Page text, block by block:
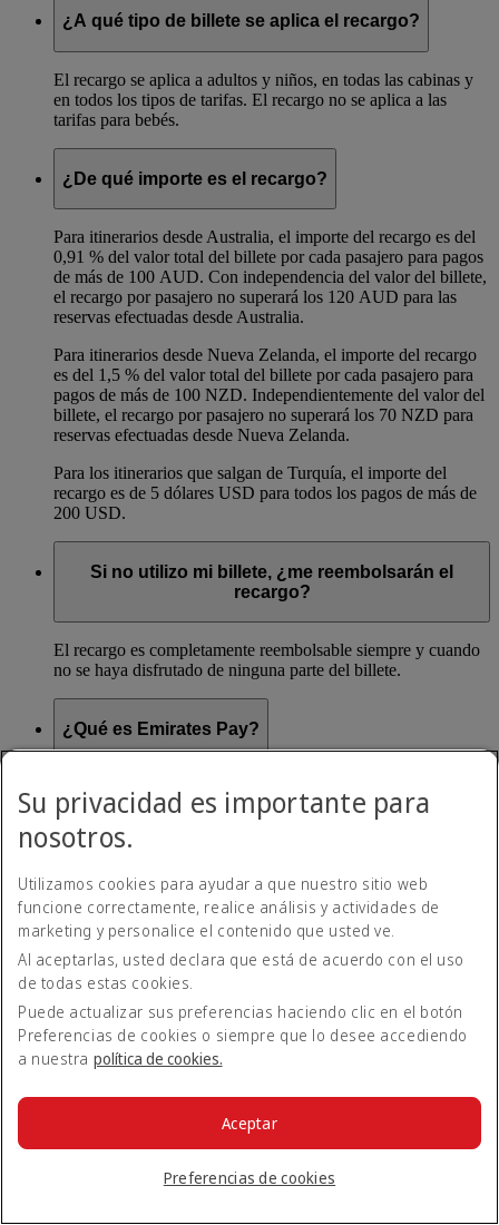
¿A qué tipo de billete se aplica el recargo?
El recargo se aplica a adultos y niños, en todas las cabinas y
en todos los tipos de tarifas. El recargo no se aplica a las
tarifas para bebés.
¿De qué importe es el recargo?
Para itinerarios desde Australia, el importe del recargo es del
0,91 % del valor total del billete por cada pasajero para pagos
de más de 100 AUD. Con independencia del valor del billete,
el recargo por pasajero no superará los 120 AUD para las
reservas efectuadas desde Australia.
Para itinerarios desde Nueva Zelanda, el importe del recargo
es del 1,5 % del valor total del billete por cada pasajero para
pagos de más de 100 NZD. Independientemente del valor del
billete, el recargo por pasajero no superará los 70 NZD para
reservas efectuadas desde Nueva Zelanda.
Para los itinerarios que salgan de Turquía, el importe del
recargo es de 5 dólares USD para todos los pagos de más de
200 USD.
Si no utilizo mi billete, ¿me reembolsarán el
recargo?
El recargo es completamente reembolsable siempre y cuando
no se haya disfrutado de ninguna parte del billete.
¿Qué es Emirates Pay?
Emirates Pay es una forma rápida y cómoda de pagar vuelos y
servicios de Emirates sin necesidad de tarjeta de crédito.
Emirates Pay, desarrollado en colaboración con Deutsche
Bank y la IATA, ofrece una mayor seguridad con una nueva
¿Cómo puedo utilizar Emirates Pay?
Cuando reserve un vuelo en emirates.com, tendrá
automáticamente la opción de pagar con Emirates Pay. Puede
vincular su cuenta bancaria a Emirates Pay de forma segura y
completar su reserva.
Volver a Todos los temas Volver arriba
Todos los temas de preguntas frecuentes
Acerca de Emirates
Nuestros otros productos
Su privacidad es importante para
nosotros.
Utilizamos cookies para ayudar a que nuestro sitio web
funcione correctamente, realice análisis y actividades de
marketing y personalice el contenido que usted ve.
Al aceptarlas, usted declara que está de acuerdo con el uso
de todas estas cookies.
Puede actualizar sus preferencias haciendo clic en el botón
Preferencias de cookies o siempre que lo desee accediendo
a nuestra política de cookies.
Preferencias de cookies
Aceptar